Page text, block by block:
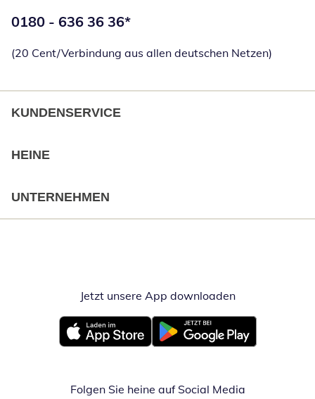
Telefonnummer:
0180 - 636 36 36*
(20 Cent/Verbindung aus allen deutschen Netzen)
KUNDENSERVICE
HEINE
UNTERNEHMEN
Jetzt unsere App downloadenÖffnet in
Öffnet in neuem FensterÖffnet in neuem Fenster
Folgen Sie heine auf Social Media